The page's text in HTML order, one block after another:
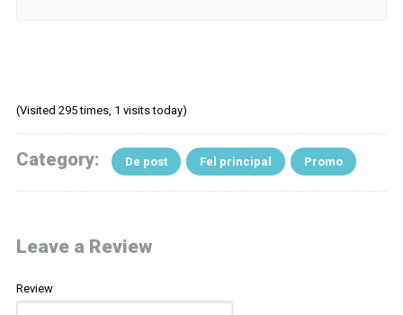
(Visited 295 times, 1 visits today)
Category: De post Fel principal Promo
Leave a Review
Review